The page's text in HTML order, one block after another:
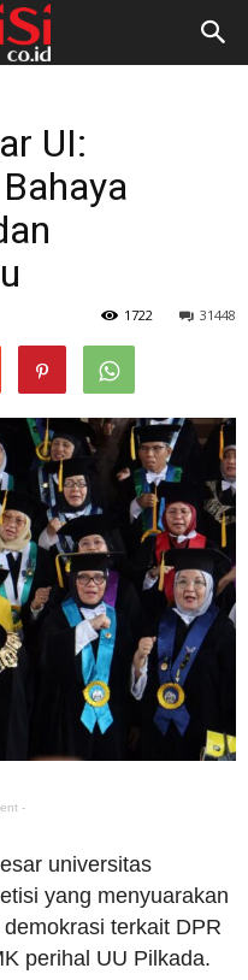
UI:
31448
1722
-
universitas
yang menyuarakan
terkait DPR
perihal UU Pilkada.